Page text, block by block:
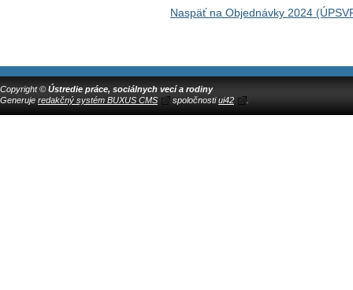
Naspäť na Objednávky 2024
Copyright © Ústredie práce, sociálnych vecí a rodiny
Generuje redakčný systém BUXUS CMS spoločnostiui42